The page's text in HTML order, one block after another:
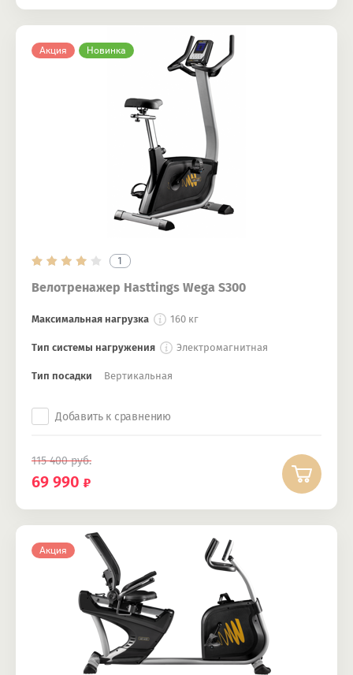
Акция Новинка
1
Велотренажер Hasttings Wega S300
Максимальная нагрузка 160 кг
Тип системы нагружения Электромагнитная
Тип посадки Вертикальная
Добавить к сравнению
115 400руб.
69 990
Акция